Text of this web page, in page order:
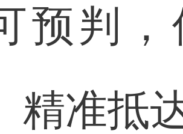
预判
精准抵